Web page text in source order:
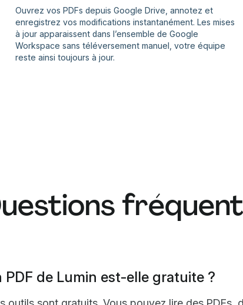
Ouvrez vos PDFs depuis Google Drive, annotez et
enregistrez vos modifications instantanément. Les mises
à jour apparaissent dans l’ensemble de Google
Workspace sans téléversement manuel, votre équipe
reste ainsi toujours à jour.
PDF de Lumin est-elle gratuite ?